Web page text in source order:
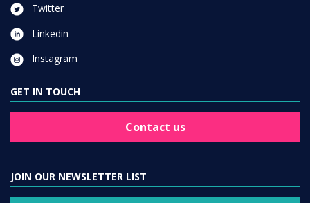
Twitter
Linkedin
Instagram
GET IN TOUCH
Contact us
JOIN OUR NEWSLETTER LIST